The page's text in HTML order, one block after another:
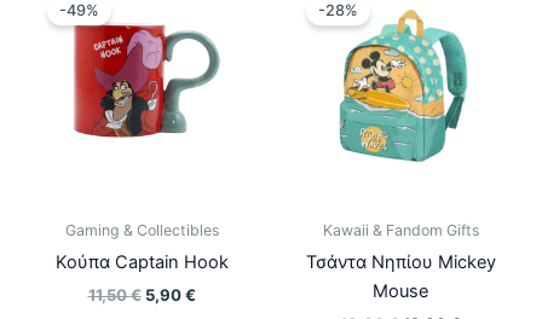
στη
σελίδα
-49%
Gaming & Collectibles
Κούπα Captain Hook
11,50€ Original
5,90€Η
-28%
Kawaii & Fandom Gifts
Τσάντα Νηπίου Mickey
Mouse